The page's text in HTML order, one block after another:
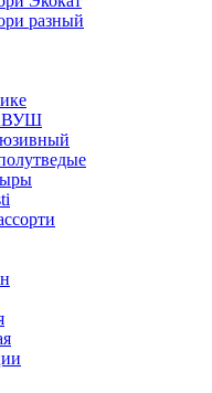
разный